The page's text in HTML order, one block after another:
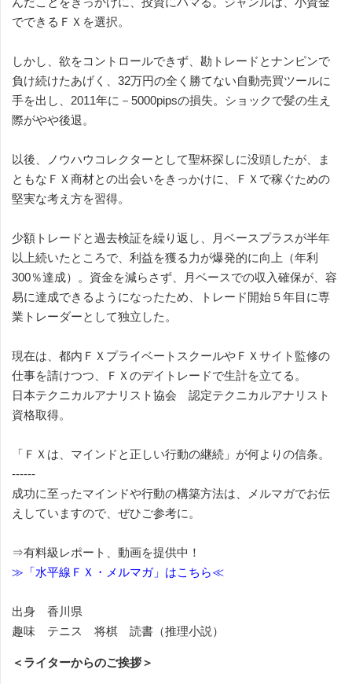
でできるＦＸを選択。
しかし、欲をコントロールできず、勘トレードとナンピンで
負け続けたあげく、32万円の全く勝てない自動売買ツールに
手を出し、2011年に－5000pipsの損失。ショックで髪の生え
際がやや後退。
以後、ノウハウコレクターとして聖杯探しに没頭したが、ま
ともなＦＸ商材との出会いをきっかけに、ＦＸで稼ぐための
堅実な考え方を習得。
少額トレードと過去検証を繰り返し、月ベースプラスが半年
以上続いたところで、利益を獲る力が爆発的に向上（年利
300％達成）。資金を減らさず、月ベースでの収入確保が、容
易に達成できるようになったため、トレード開始５年目に専
業トレーダーとして独立した。
現在は、都内ＦＸプライベートスクールやＦＸサイト監修の
仕事を請けつつ、ＦＸのデイトレードで生計を立てる。
日本テクニカルアナリスト協会 認定テクニカルアナリスト
資格取得。
「ＦＸは、マインドと正しい行動の継続」が何よりの信条。
------
成功に至ったマインドや行動の構築方法は、メルマガでお伝
えしていますので、ぜひご参考に。
⇒有料級レポート、動画を提供中！
≫「水平線ＦＸ・メルマガ」はこちら≪
出身 香川県
趣味 テニス 将棋 読書（推理小説）
＜ライターからのご挨拶＞